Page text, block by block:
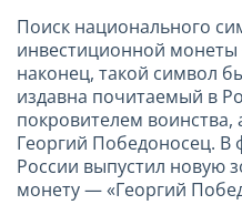
Поиск национального
инвестиционной
наконец, такой символ
издавна почитаемый в
покровителем
Георгий Победоносец. В
России выпустил новую
монету — «Георгий